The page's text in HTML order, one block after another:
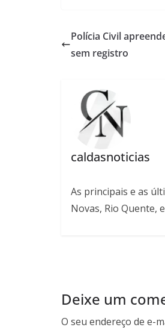
Polícia Civil
sem registro
caldasnoticias
As principais e as
Novas, Rio Quente,
Deixe um
O seu endereço de e-